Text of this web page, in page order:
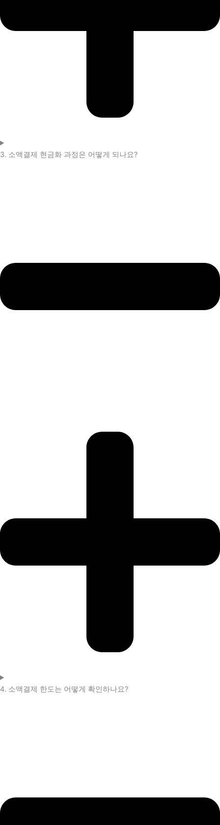
3. 소액결제 현금화 과정은 어떻게 되나요?
4. 소액결제 한도는 어떻게 확인하나요?